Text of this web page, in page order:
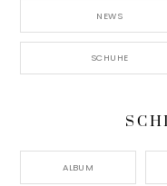
NEWS
SCHUHE
ALBUM